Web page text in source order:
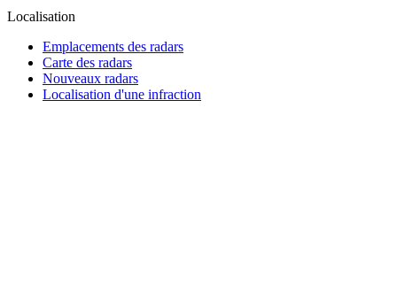
Localisation
Emplacements des radars
Carte des radars
Nouveaux radars
Localisation d'une infraction